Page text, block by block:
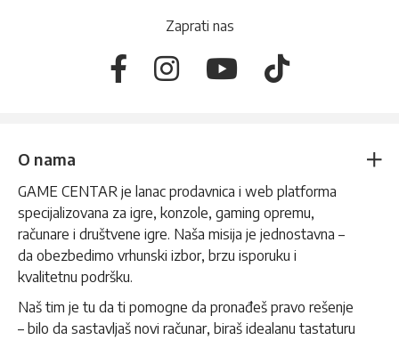
Zaprati nas
O nama
GAME CENTAR je lanac prodavnica i web platforma
specijalizovana za igre, konzole, gaming opremu,
računare i društvene igre. Naša misija je jednostavna –
da obezbedimo vrhunski izbor, brzu isporuku i
kvalitetnu podršku.
Naš tim je tu da ti pomogne da pronađeš pravo rešenje
– bilo da sastavljaš novi računar, biraš idealanu tastaturu